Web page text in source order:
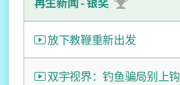
放下教鞭重新出发
双宇视界：钓鱼骗局别上钩